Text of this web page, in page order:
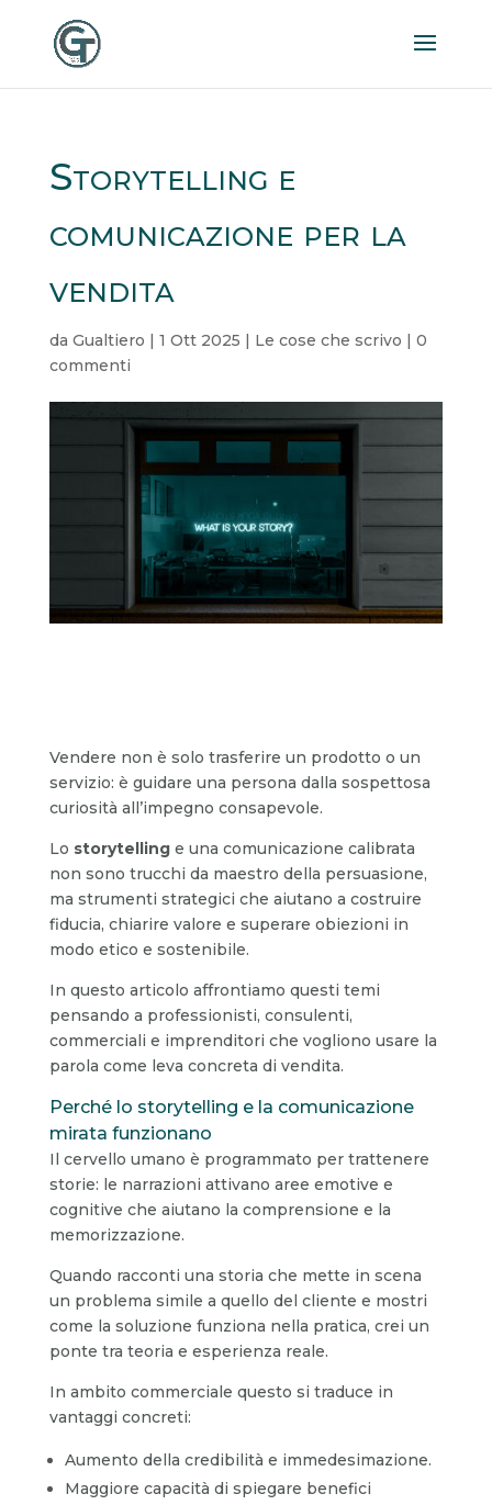
Storytelling e
comunicazione per la
vendita
da Gualtiero | 1 Ott 2025 | Le cose che scrivo | 0
commenti
Vendere non è solo trasferire un prodotto o un
servizio: è guidare una persona dalla sospettosa
curiosità all’impegno consapevole.
Lo storytellinge una comunicazione calibrata
non sono trucchi da maestro della persuasione,
ma strumenti strategici che aiutano a costruire
fiducia, chiarire valore e superare obiezioni in
modo etico e sostenibile.
In questo articolo affrontiamo questi temi
pensando a professionisti, consulenti,
commerciali e imprenditori che vogliono usare la
parola come leva concreta di vendita.
Perché lo storytelling e la comunicazione
mirata funzionano
Il cervello umano è programmato per trattenere
storie: le narrazioni attivano aree emotive e
cognitive che aiutano la comprensione e la
memorizzazione.
Quando racconti una storia che mette in scena
un problema simile a quello del cliente e mostri
come la soluzione funziona nella pratica, crei un
ponte tra teoria e esperienza reale.
In ambito commerciale questo si traduce in
vantaggi concreti:
Aumento della credibilità e immedesimazione.
Maggiore capacità di spiegare benefici